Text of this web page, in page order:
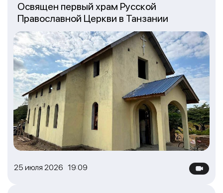
25 июля 2026 19:09
Освящен первый храм Русской
Православной Церкви в Танзании